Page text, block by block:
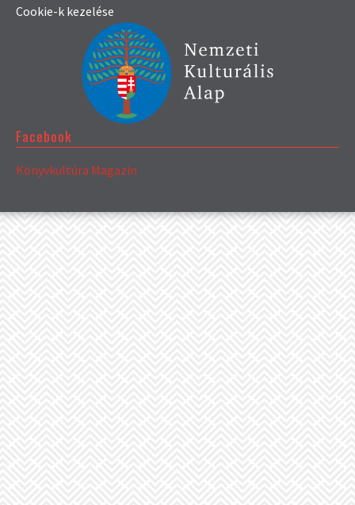
Cookie-k kezelése
Facebook
Könyvkultúra Magazin